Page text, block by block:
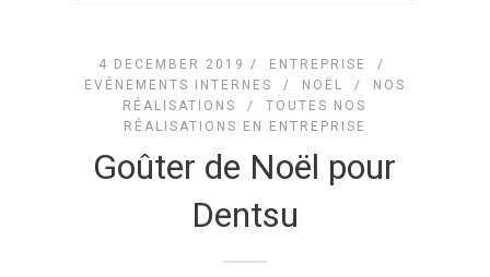
4 DECEMBER 2019 / ENTREPRISE
/
EVÉNEMENTS INTERNES
/ NOËL / NOS
RÉALISATIONS
/TOUTES NOS
RÉALISATIONS EN ENTREPRISE
Goûter de Noël pour
Dentsu